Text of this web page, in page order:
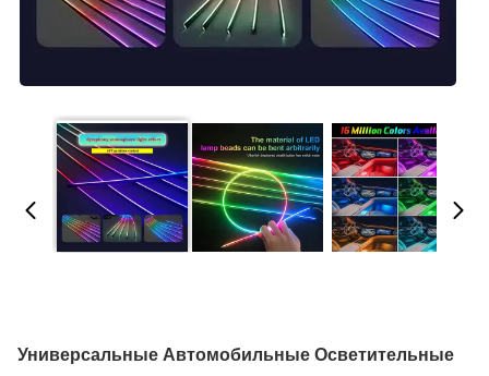
Универсальные Автомобильные Осветительные